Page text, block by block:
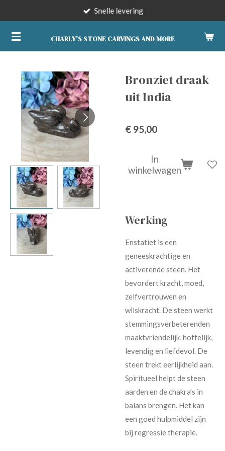
naar
de
CHARLY'S STONE CARVINGS AND MORE
Snelle levering
Bronziet draak
uit India
€ 95,00
In
winkelwagen
Werking
Enstatiet is een
geneeskrachtige en
activerende steen. Het
bevordert kracht, moed,
zelfvertrouwen en
wilskracht. De steen werkt
stemmingsverbeterenden
maaktvriendelijk, hoffelijk,
levendig en liefdevol. De
steen trekt eerlijkheid aan.
Spiritueel helpt de steen
aarden en de chakra’s in
balans brengen. Het kan
een goed hulpmiddel zijn
bij regressie therapie.